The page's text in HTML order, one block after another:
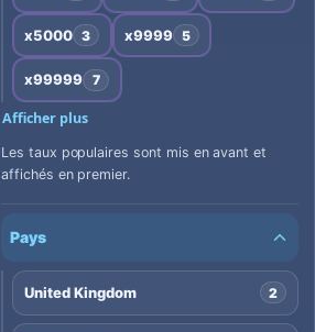
x5000 3 x9999 5
x99999 7
Afficher plus
Les taux populaires sont mis en avant et
affichés en premier.
Pays
United Kingdom 2